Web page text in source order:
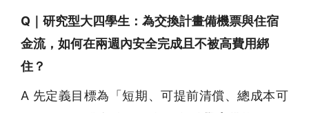
Q｜研究型大四學生：為交換計畫備機票與住宿
金流，如何在兩週內安全完成且不被高費用綁
住？
A 先定義目標為「短期、可提前清償、總成本可